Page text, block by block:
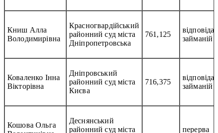
Книш Алла
Володимирівна
Красногвардійський
районний суд міста
Дніпропетровська
761,125
відповідає
займаній
Коваленко Інна
Вікторівна
Дніпровський
районний суд міста
Києва
716,375
відповідає
займаній
Кошова Ольга
Деснянський
районний суд міста
перерва